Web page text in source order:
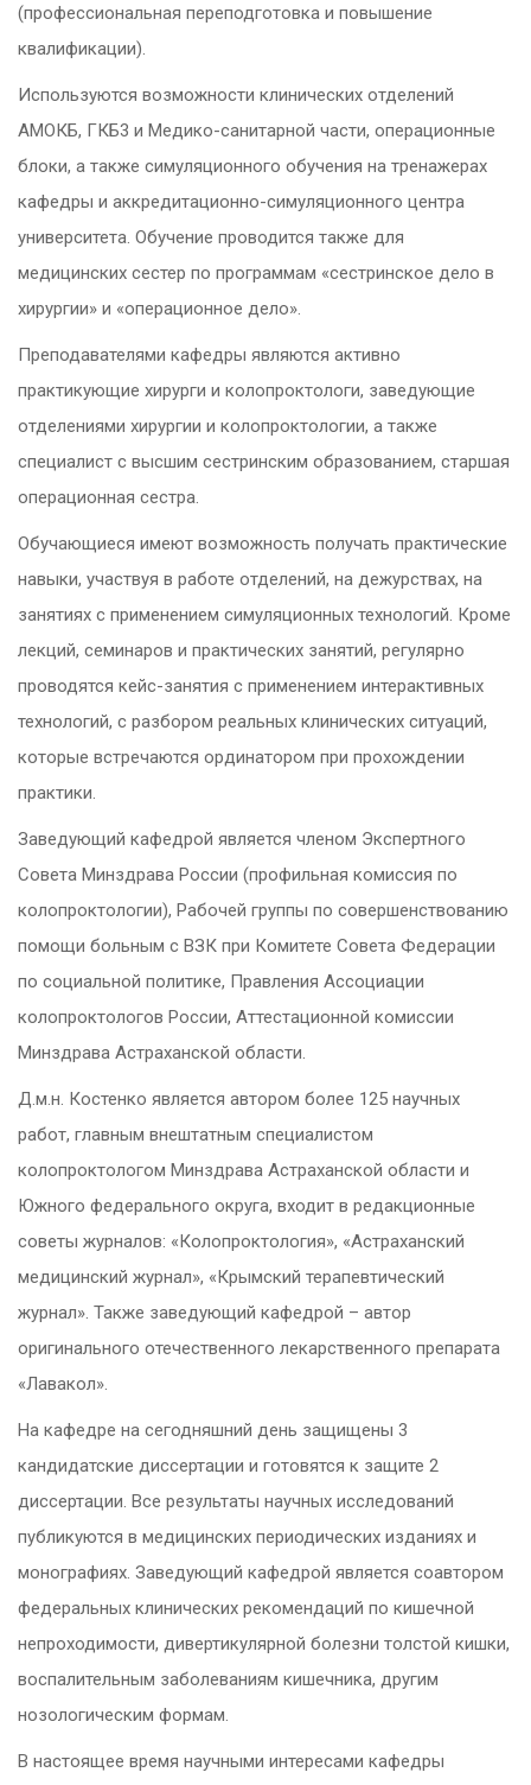
(профессиональная переподготовка и повышение
квалификации).
Используются возможности клинических отделений
АМОКБ, ГКБ3 и Медико-санитарной части, операционные
блоки, а также симуляционного обучения на тренажерах
кафедры и аккредитационно-симуляционного центра
университета. Обучение проводится также для
медицинских сестер по программам «сестринское дело в
хирургии» и «операционное дело».
Преподавателями кафедры являются активно
практикующие хирурги и колопроктологи, заведующие
отделениями хирургии и колопроктологии, а также
специалист с высшим сестринским образованием, старшая
операционная сестра.
Обучающиеся имеют возможность получать практические
навыки, участвуя в работе отделений, на дежурствах, на
занятиях с применением симуляционных технологий. Кроме
лекций, семинаров и практических занятий, регулярно
проводятся кейс-занятия с применением интерактивных
технологий, с разбором реальных клинических ситуаций,
которые встречаются ординатором при прохождении
практики.
Заведующий кафедрой является членом Экспертного
Совета Минздрава России (профильная комиссия по
колопроктологии), Рабочей группы по совершенствованию
помощи больным с ВЗК при Комитете Совета Федерации
по социальной политике, Правления Ассоциации
колопроктологов России, Аттестационной комиссии
Минздрава Астраханской области.
Д.м.н. Костенко является автором более 125 научных
работ, главным внештатным специалистом
колопроктологом Минздрава Астраханской области и
Южного федерального округа, входит в редакционные
советы журналов: «Колопроктология», «Астраханский
медицинский журнал», «Крымский терапевтический
журнал». Также заведующий кафедрой – автор
оригинального отечественного лекарственного препарата
«Лавакол».
На кафедре на сегодняшний день защищены 3
кандидатские диссертации и готовятся к защите 2
диссертации. Все результаты научных исследований
публикуются в медицинских периодических изданиях и
монографиях. Заведующий кафедрой является соавтором
федеральных клинических рекомендаций по кишечной
непроходимости, дивертикулярной болезни толстой кишки,
воспалительным заболеваниям кишечника, другим
нозологическим формам.
В настоящее время научными интересами кафедры